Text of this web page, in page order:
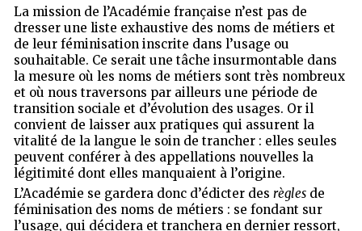
La mission de l’Académie française n’est pas de
dresser une liste exhaustive des noms de métiers et
de leur féminisation inscrite dans l’usage ou
souhaitable. Ce serait une tâche insurmontable dans
la mesure où les noms de métiers sont très nombreux
et où nous traversons par ailleurs une période de
transition sociale et d’évolution des usages. Or il
convient de laisser aux pratiques qui assurent la
vitalité de la langue le soin de trancher : elles seules
peuvent conférer à des appellations nouvelles la
légitimité dont elles manquaient à l’origine.
L’Académie se gardera donc d’édicter desrègles de
féminisation des noms de métiers : se fondant sur
l’usage, qui décidera et tranchera en dernier ressort,